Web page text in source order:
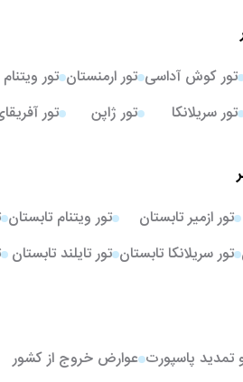
تور کوش آداسی
تور سریلانکا
تور ارمنستان
تور ژاپن
تور ویتنام
تور
تور ازمیر تابستان
تور سریلانکا تابستان
تور ویتنام تابستان
تور تایلند تابستان
پاسپورت عوارض خروج از کشور